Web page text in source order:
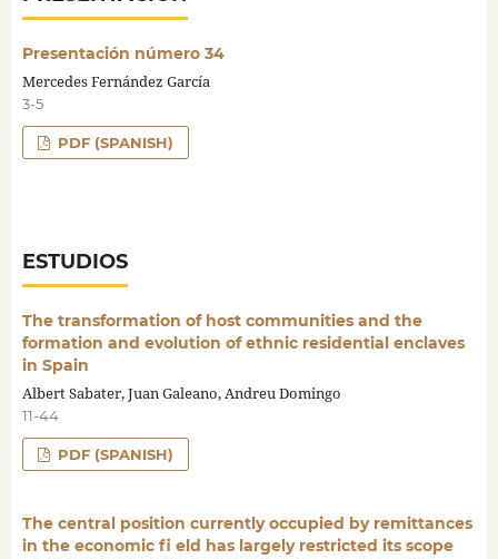
Presentación número 34
Mercedes Fernández García
3-5
PDF (SPANISH)
ESTUDIOS
The transformation of host communities and the
formation and evolution of ethnic residential enclaves
in Spain
Albert Sabater, Juan Galeano, Andreu Domingo
11-44
PDF (SPANISH)
The central position currently occupied by remittances
in the economic fi eld has largely restricted its scope